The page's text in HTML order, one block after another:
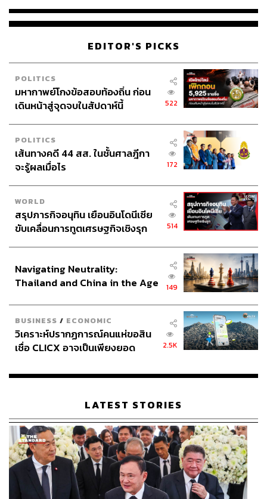
ด้านในของเรามากขึ้น มีสติได้ไตร่ตรอง ครุ่นคิดกับสิ่งที่ผ่าน
มา
สำหรับคนที่เบื่อความซ้ำซากของชีวิต หากได้มาลองเดินป่า
กลับไปสู่ธรรมชาติ ความเงียบจะบอกอะไรบางอย่าง
ยิ่งเดินป่า ตัวตนยิ่งเล็กลง
ยิ่งเข้าป่าบ่อยๆ ยิ่งเดินทางมาก จะรู้ว่าธรรมชาติยิ่งใหญ่เพียง
ใด ไม่ว่าจะเป็นท้องฟ้าอันกว้างใหญ่สุดลูกหูลูกตา ต้นไม้ใน
ป่า ภูเขาสูง
ยามค่ำคืน ฟ้ามืดสนิทในป่า ทุกครั้งที่แหงนมองดูดาวพราว
ฟ้า พึงระลึกเสมอว่า โลกเป็นเพียงส่วนหนึ่งของดาวฤกษ์ที่
เรียกว่าดวงอาทิตย์ และดวงอาทิตย์เป็นสมาชิกหนึ่งในแสน
เผือกเป็นสมาชิกของจักรวาลที่มีกาแล็กซีมากกว่าแสนล้าน
กาแล็กซี
ปีหนึ่งเดินป่าสักครั้ง ลำบากหน่อย มันจะช่วยเยียวยาจิตใจ
และคุณจะติดใจไม่รู้ตัว
EDITOR'S PICKS
POLITICS
มหากาพย์โกงข้อสอบท้องถิ่น ก่อน
เดินหน้าสู่จุดจบในสัปดาห์นี้
522
POLITICS
เส้นทางคดี 44 สส. ในชั้นศาลฎีกา
จะรู้ผลเมื่อไร
172
WORLD
สรุปภารกิจอนุทิน เยือนอินโดนีเซีย
ขับเคลื่อนการทูตเศรษฐกิจเชิงรุก
514
Navigating Neutrality:
Thailand and China in the Age
149
BUSINESS / ECONOMIC
วิเคราะห์ปรากฏการณ์คนแห่ขอสิน
เชื่อ CLICX อาจเป็นเพียงยอด
เรือนไทยที่ถูกซุกไว้
2.5K
LATEST STORIES